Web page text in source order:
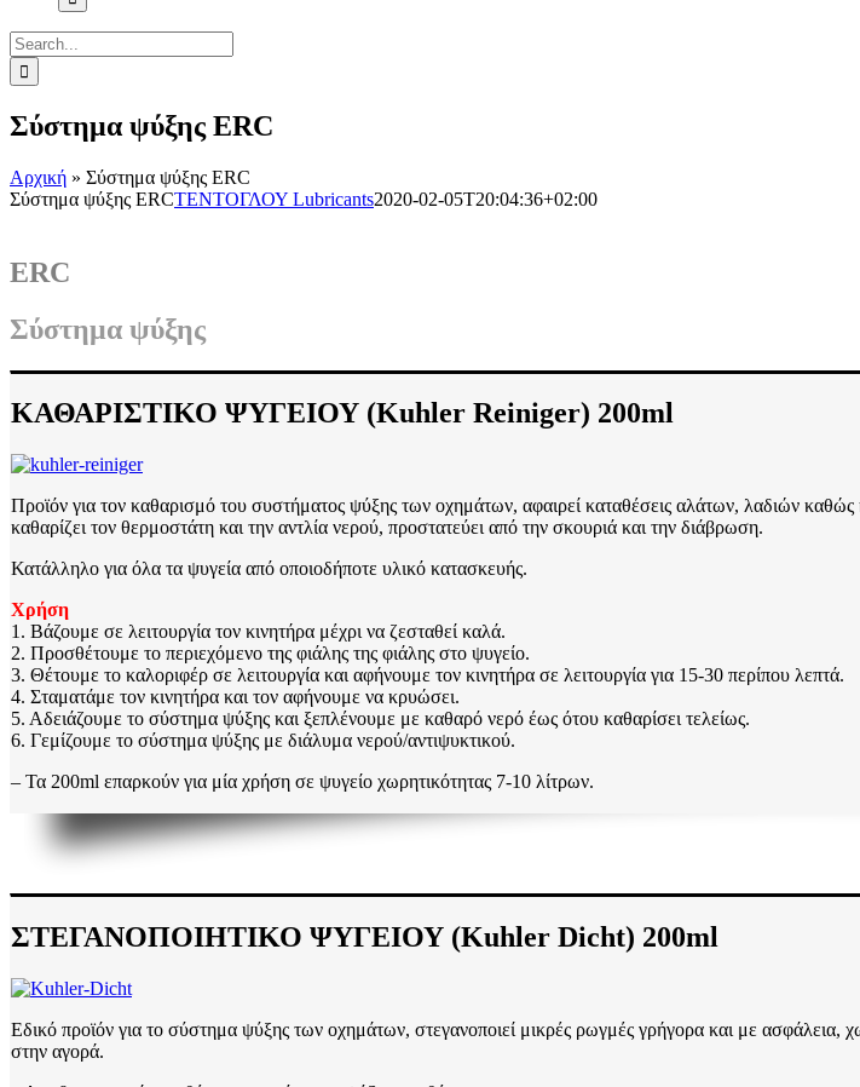
Search
for:
Σύστημα ψύξης ERC
Αρχική » Σύστημα ψύξης ERC
Σύστημα ψύξης ERCΤΕΝΤΟΓΛΟΥ Lubricants2020-02-05T20:04:36+02:00
ERC
Σύστημα ψύξης
ΚΑΘΑΡΙΣΤΙΚΟ ΨΥΓΕΙΟΥ (Kuhler Reiniger) 200ml
Προϊόν για τον καθαρισμό του συστήματος ψύξης των οχημάτων, αφαιρεί καταθέσεις αλάτων, λαδιών
καθαρίζει τον θερμοστάτη και την αντλία νερού, προστατεύει από την σκουριά και την διάβρωση.
Κατάλληλο για όλα τα ψυγεία από οποιοδήποτε υλικό κατασκευής.
Χρήση
1. Βάζουμε σε λειτουργία τον κινητήρα μέχρι να ζεσταθεί καλά.
2. Προσθέτουμε το περιεχόμενο της φιάλης της φιάλης στο ψυγείο.
3. Θέτουμε το καλοριφέρ σε λειτουργία και αφήνουμε τον κινητήρα σε λειτουργία για 15-30 περίπου λεπτά.
4. Σταματάμε τον κινητήρα και τον αφήνουμε να κρυώσει.
5. Αδειάζουμε το σύστημα ψύξης και ξεπλένουμε με καθαρό νερό έως ότου καθαρίσει τελείως.
6. Γεμίζουμε το σύστημα ψύξης με διάλυμα νερού/αντιψυκτικού.
– Τα 200ml επαρκούν για μία χρήση σε ψυγείο χωρητικότητας 7-10 λίτρων.
ΣΤΕΓΑΝΟΠΟΙΗΤΙΚΟ ΨΥΓΕΙΟΥ (Kuhler Dicht) 200ml
Εδικό προϊόν για το σύστημα ψύξης των οχημάτων, στεγανοποιεί μικρές ρωγμές γρήγορα και με ασφάλεια,
στην αγορά.